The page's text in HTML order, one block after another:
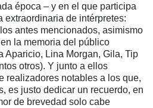
época – y en el que participa
extraordinaria de intérpretes:
antes mencionados, asimismo
la memoria del público
Aparicio, Lina Morgan, Gila, Tip
otros). Y junto a ellos
realizadores notables a los que,
es justo dedicar un recuerdo, en
de brevedad solo cabe